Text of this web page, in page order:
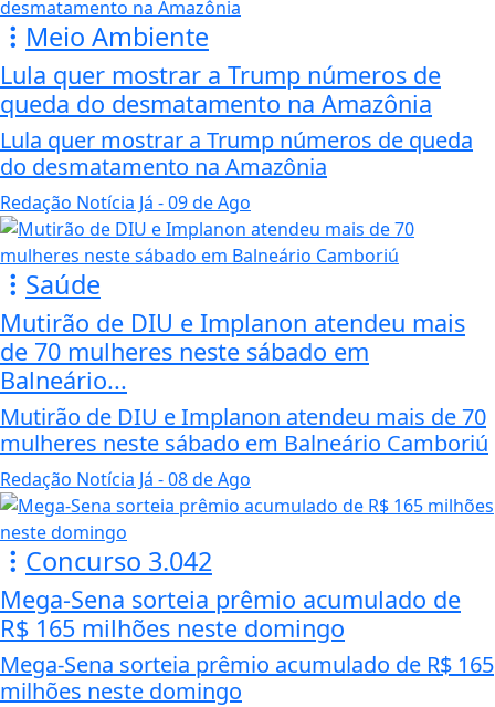
Meio Ambiente
Lula quer mostrar a Trump números de
queda do desmatamento na Amazônia
Lula quer mostrar a Trump números de queda
do desmatamento na Amazônia
Redação Notícia Já - 09 de Ago
Saúde
Mutirão de DIU e Implanon atendeu mais
de 70 mulheres neste sábado em
Balneário...
Mutirão de DIU e Implanon atendeu mais de 70
mulheres neste sábado em Balneário Camboriú
Redação Notícia Já - 08 de Ago
Concurso 3.042
Mega-Sena sorteia prêmio acumulado de
R$ 165 milhões neste domingo
Mega-Sena sorteia prêmio acumulado de R$ 165
milhões neste domingo